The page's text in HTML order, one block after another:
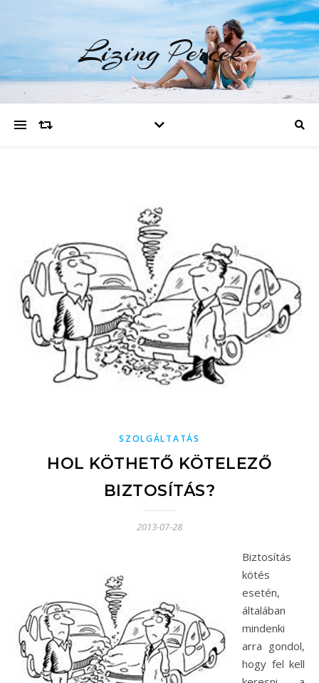
Lizing Percek
SZOLGÁLTATÁS
HOL KÖTHETŐ KÖTELEZŐ
BIZTOSÍTÁS?
2013-07-28
Biztosítás
kötés
esetén,
általában
mindenki
arra gondol,
hogy fel kell